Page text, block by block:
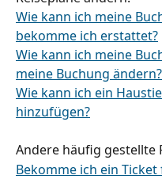
Wie kann ich meine
bekomme ich erstattet?
Wie kann ich meine
meine Buchung ändern?
Wie kann ich ein
hinzufügen?
Andere häufig gestellte
Bekomme ich ein